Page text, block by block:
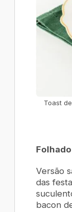
Toast
Versão
das
bacon